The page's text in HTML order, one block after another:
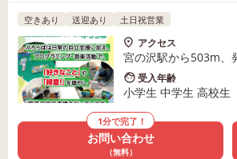
空きあり 送迎あり 土日祝営業
アクセス
宮の沢駅から503m、
受入年齢
小学生 中学生 高校生
1分で完了！
お問い合わせ
（無料）